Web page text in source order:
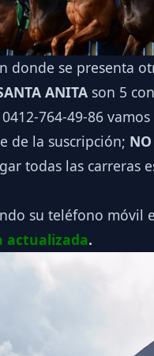
donde se presenta
ANITA son 5
764-49-86
de la suscripción; NO
todas las carreras
su teléfono móvil
actualizada.